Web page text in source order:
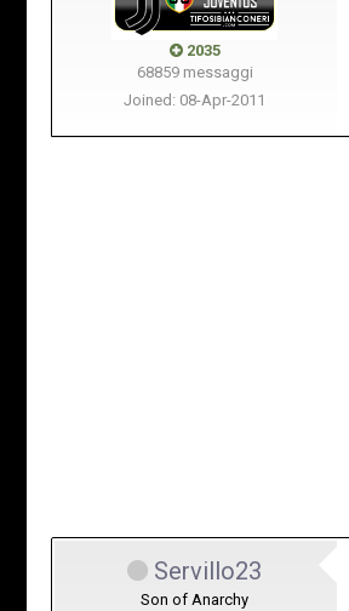
2035
68859 messaggi
Joined: 08-Apr-2011
Servillo23
Son of Anarchy